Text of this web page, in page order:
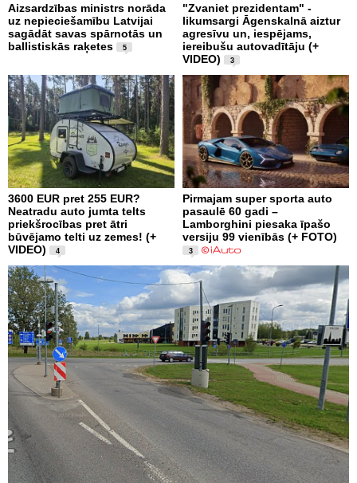
Aizsardzības ministrs norāda
uz nepieciešamību Latvijai
sagādāt savas spārnotās un
ballistiskās raķetes
5
"Zvaniet prezidentam" -
likumsargi Āgenskalnā aiztur
agresīvu un, iespējams,
iereibušu autovadītāju (+
VIDEO)
3
3600 EUR pret 255 EUR?
Neatradu auto jumta telts
priekšrocības pret ātri
būvējamo telti uz zemes! (+
VIDEO)
4
Pirmajam super sporta auto
pasaulē 60 gadi –
Lamborghini piesaka īpašo
versiju 99 vienībās (+ FOTO)
3